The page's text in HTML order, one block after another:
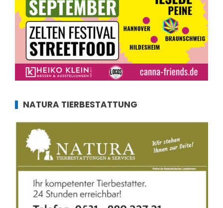
NATURA TIERBESTATTUNG